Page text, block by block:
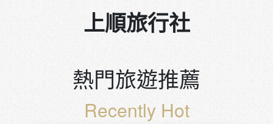
上順旅行社
熱門旅遊推薦
Recently Hot